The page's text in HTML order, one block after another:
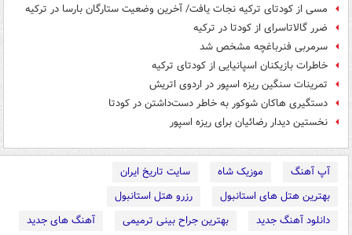
مسی از کودتای ترکیه نجات یافت/ آخرین وضعیت ستارگان بارسا در ترکیه
ضرر گالاتاسرای از کودتا در ترکیه
سرمربی فنرباغچه مشخص شد
خاطرات بازیکنان اسپانیایی از کودتای ترکیه
تمرینات سنگین ریزه اسپور در اردوی اتریش
دستگیری هاکان شوکور به خاطر دست‌داشتن در کودتا
نخستین دیدار رضائیان برای ریزه اسپور
آپ آهنگ موزیک شاه
سایت تاریخ ایران
بهترین هتل های استانبول
رزرو هتل استانبول
دانلود آهنگ جدید
بهترین جراح بینی ترمیمی
آهنگ های جدید